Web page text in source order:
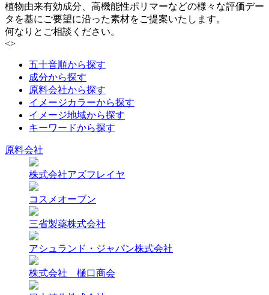
植物由来有効成分、高機能性ポリマーなどの様々な評価デー
タを基にご要望に沿った素材をご提案いたします。
何なりとご相談ください。
<>
五十音順から探す
成分から探す
原料会社から探す
イメージカラーから探す
イメージ地域から探す
キーワードから探す
原料会社
株式会社アズフレイヤ
コスメオーブン
三省製薬株式会社
アシュランド・ジャパン株式会社
株式会社 樋口商会